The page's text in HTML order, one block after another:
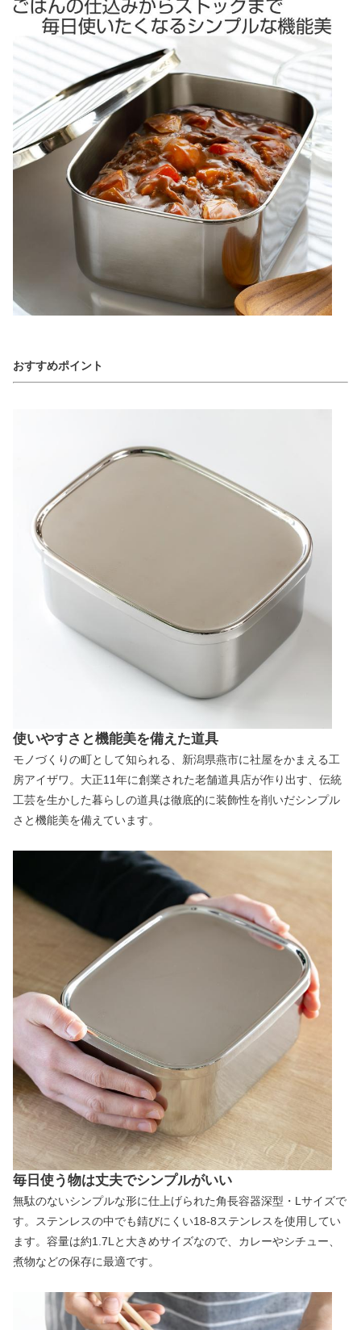
おすすめポイント
使いやすさと機能美を備えた道具
モノづくりの町として知られる、新潟県燕市に社屋をかまえる工
房アイザワ。大正11年に創業された老舗道具店が作り出す、伝統
工芸を生かした暮らしの道具は徹底的に装飾性を削いだシンプル
さと機能美を備えています。
毎日使う物は丈夫でシンプルがいい
無駄のないシンプルな形に仕上げられた角長容器深型・Lサイズで
す。ステンレスの中でも錆びにくい18-8ステンレスを使用してい
ます。容量は約1.7Lと大きめサイズなので、カレーやシチュー、
煮物などの保存に最適です。